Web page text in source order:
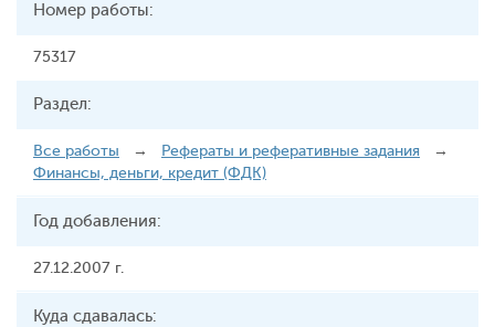
Номер работы:
75317
Раздел:
Все работы → Рефераты и реферативные задания →
Финансы, деньги, кредит (ФДК)
Год добавления:
27.12.2007 г.
Куда сдавалась: